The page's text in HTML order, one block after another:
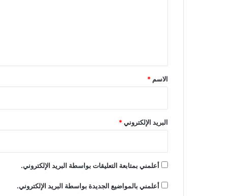
*
الاسم *
البريد الإلكتروني*
أعلمني بمتابعة التعليقات بواسطة البريد الإلكتروني.
أعلمني بالمواضيع الجديدة بواسطة البريد الإلكتروني.